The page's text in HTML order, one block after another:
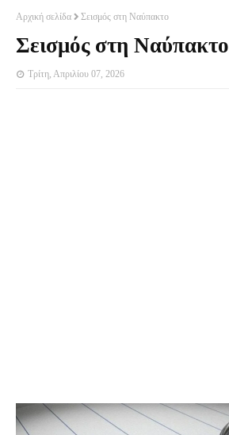
Αρχική σελίδα Σεισμός στη Ναύπακτο
Σεισμός στη Ναύπακτο
Τρίτη, Απριλίου 07, 2026